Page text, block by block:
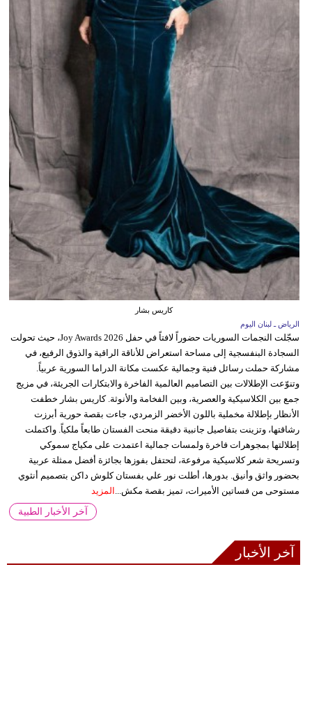
كاريس بشار
الرياض ـ لبنان اليوم
سجّلت النجمات السوريات حضوراً لافتاً في حفل Joy Awards 2026، حيث تحولت
السجادة البنفسجية إلى مساحة استعراض للأناقة الراقية والذوق الرفيع، في
مشاركة حملت رسائل فنية وجمالية عكست مكانة الدراما السورية عربياً.
وتنوّعت الإطلالات بين التصاميم العالمية الفاخرة والابتكارات الجريئة، في مزيج
جمع بين الكلاسيكية والعصرية، وبين الفخامة والأنوثة. كاريس بشار خطفت
الأنظار بإطلالة مخملية باللون الأخضر الزمردي، جاءت بقصة حورية أبرزت
رشاقتها، وتزينت بتفاصيل جانبية دقيقة منحت الفستان طابعاً ملكياً. واكتملت
إطلالتها بمجوهرات فاخرة ولمسات جمالية اعتمدت على مكياج سموكي
وتسريحة شعر كلاسيكية مرفوعة، لتحتفل بفوزها بجائزة أفضل ممثلة عربية
بحضور واثق وأنيق. بدورها، أطلت نور علي بفستان كلوش داكن بتصميم أنثوي
مستوحى من فساتين الأميرات، تميز بقصة مكش...
المزيد
آخر الأخبار الطبية
آخر الأخبار